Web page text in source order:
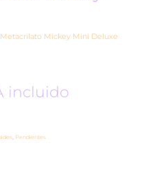
Mickey Mini Deluxe
incluido
, Pendientes